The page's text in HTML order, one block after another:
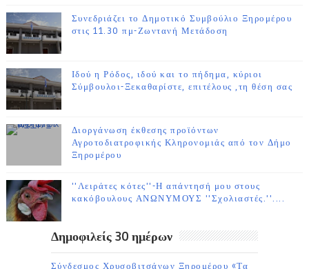
Συνεδριάζει το Δημοτικό Συμβούλιο Ξηρομέρου
στις 11.30 πμ-Ζωντανή Μετάδοση
Ιδού η Ρόδος, ιδού και το πήδημα, κύριοι
Σύμβουλοι-Ξεκαθαρίστε, επιτέλους ,τη θέση σας
Διοργάνωση έκθεσης προϊόντων
Αγροτοδιατροφικής Κληρονομιάς από τον Δήμο
Ξηρομέρου
''Λειράτες κότες''-Η απάντησή μου στους
κακόβουλους ΑΝΩΝΥΜΟΥΣ ''Σχολιαστές.''....
Δημοφιλείς 30 ημέρων
Σύνδεσμος Χρυσοβιτσάνων Ξηρομέρου «Τα